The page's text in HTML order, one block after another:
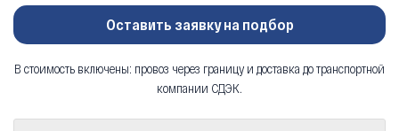
Оставить заявку на подбор
В стоимость включены: провоз через границу и доставка до транспортной
компании СДЭК.